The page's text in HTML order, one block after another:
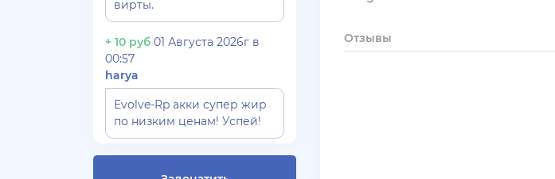
вирты.
+ 10 руб 01 Августа 2026г в
00:57
harya
Evolve-Rp акки супер жир
по низким ценам! Успей!
+ 10 руб 30 Июля 2026г в 17:26
Отзывы